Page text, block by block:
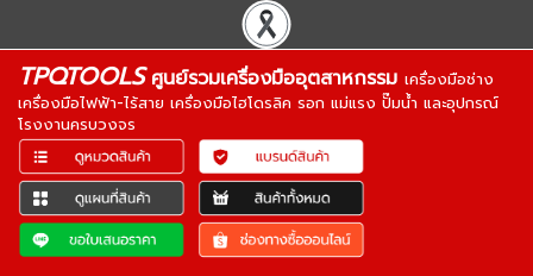
TPQTOOLSศูนย์รวมเครื่องมืออุตสาหกรรม เครื่องมือช่าง
เครื่องมือไฟฟ้า-ไร้สาย เครื่องมือไฮโดรลิค รอก แม่แรง ปั๊มน้ำ และอุปกรณ์
โรงงานครบวงจร